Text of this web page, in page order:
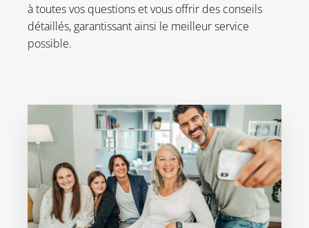
à toutes vos questions et vous offrir des conseils
détaillés, garantissant ainsi le meilleur service
possible.